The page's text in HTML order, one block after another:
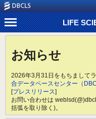
LIFE
お知らせ
2026年3月31日をもちまして
合データベースセンター（
[プレスリリース]
お問い合わせは
括弧を取り除く)。